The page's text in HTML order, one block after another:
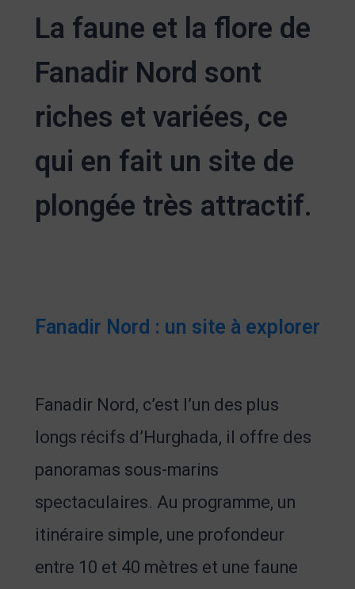
La faune et la flore de
Fanadir Nord sont
riches et variées, ce
qui en fait un site de
plongée très attractif.
Fanadir Nord : un site à explorer
Fanadir Nord, c’est l’un des plus
longs récifs d’Hurghada, il offre des
panoramas sous-marins
spectaculaires. Au programme, un
itinéraire simple, une profondeur
entre 10 et 40 mètres et une faune